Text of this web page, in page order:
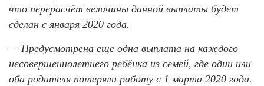
что перерасчёт величины данной выплаты будет
сделан с января 2020 года.
— Предусмотрена еще одна выплата на каждого
несовершеннолетнего ребёнка из семей, где один или
оба родителя потеряли работу с 1 марта 2020 года.